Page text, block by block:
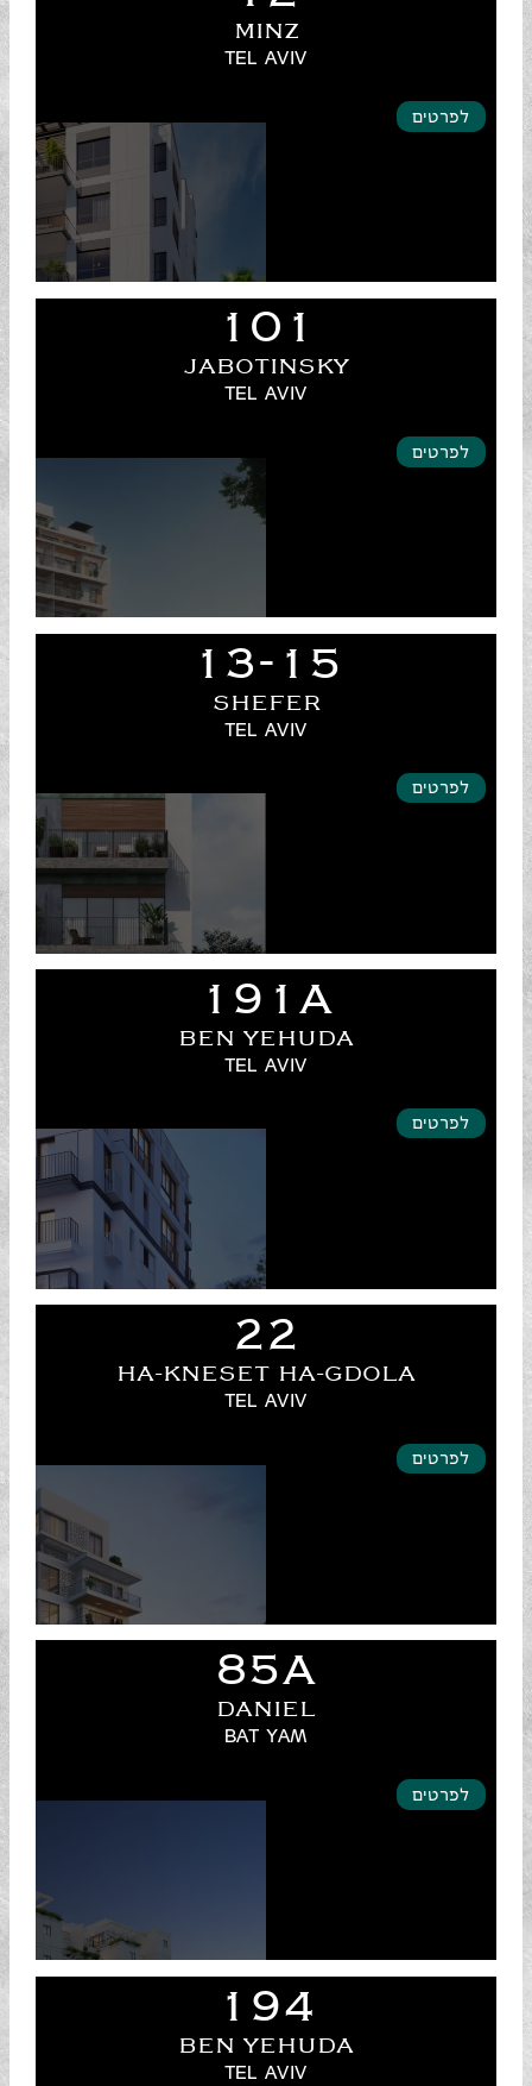
MINZ
TEL AVIV
לפרטים
101
JABOTINSKY
TEL AVIV
לפרטים
13-15
SHEFER
TEL AVIV
לפרטים
191A
BEN YEHUDA
TEL AVIV
לפרטים
22
HA-KNESET HA-GDOLA
TEL AVIV
לפרטים
85A
DANIEL
BAT YAM
לפרטים
194
BEN YEHUDA
TEL AVIV